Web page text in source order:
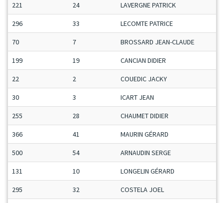
221 24 LAVERGNE PATRICK
296 33 LECOMTE PATRICE
70 7 BROSSARD JEAN-CLAUDE
199 19 CANCIAN DIDIER
22 2 COUEDIC JACKY
30 3 ICART JEAN
255 28 CHAUMET DIDIER
366 41 MAURIN GÉRARD
500 54 ARNAUDIN SERGE
131 10 LONGELIN GÉRARD
295 32 COSTELA JOEL